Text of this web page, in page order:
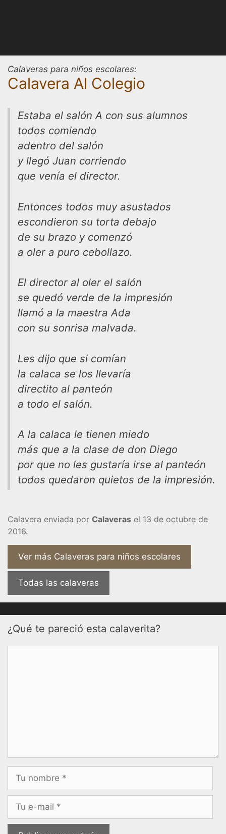
Calaveras para niños escolares:
Calavera Al Colegio
Estaba el salón A con sus alumnos
todos comiendo
adentro del salón
y llegó Juan corriendo
que venía el director.
Entonces todos muy asustados
escondieron su torta debajo
de su brazo y comenzó
a oler a puro cebollazo.
El director al oler el salón
se quedó verde de la impresión
llamó a la maestra Ada
con su sonrisa malvada.
Les dijo que si comían
la calaca se los llevaría
directito al panteón
a todo el salón.
A la calaca le tienen miedo
más que a la clase de don Diego
por que no les gustaría irse al panteón
todos quedaron quietos de la impresión.
Calavera enviada por Calaveras el 13 de octubre de
2016.
Ver más Calaveras para niños escolares
Todas las calaveras
¿Qué te pareció esta calaverita?
electrónico